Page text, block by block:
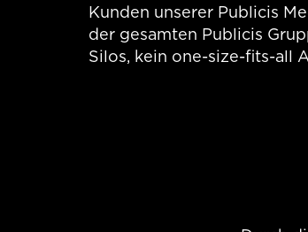
Kunden unserer Publicis
der gesamten Publicis
Silos, kein one-size-fits-all